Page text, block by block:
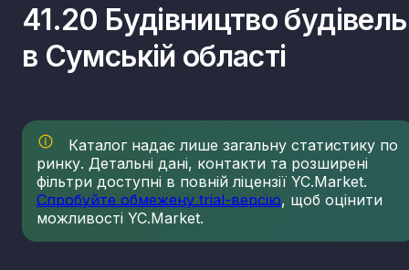
41.20 Будівництво будівель
в Сумській області
Каталог надає лише загальну статистику по
ринку. Детальні дані, контакти та розширені
фільтри доступні в повній ліцензії YC.Market.
Спробуйте обмежену trial-версію, щоб оцінити
можливості YC.Market.